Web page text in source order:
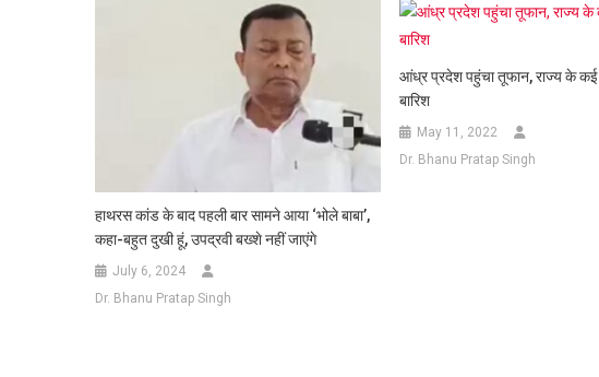
हाथरस कांड के बाद पहली बार सामने आया ‘भोले बाबा’,
कहा-बहुत दुखी हूं, उपद्रवी बख्शे नहीं जाएंगे
July 6, 2024
Dr. Bhanu Pratap Singh
आंध्र प्रदेश पहुंचा तूफान, राज्य के कई
बारिश
May 11, 2022
Dr. Bhanu Pratap Singh